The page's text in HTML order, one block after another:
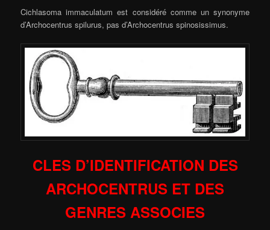
Cichlasoma immaculatum est considéré comme un synonyme
d’Archocentrus spilurus, pas d’Archocentrus spinosissimus.
CLES D’IDENTIFICATION DES
ARCHOCENTRUS ET DES
GENRES ASSOCIES